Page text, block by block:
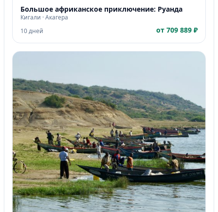
Большое африканское приключение: Руанда
Кигали · Акагера
10 дней
от 709 889 ₽